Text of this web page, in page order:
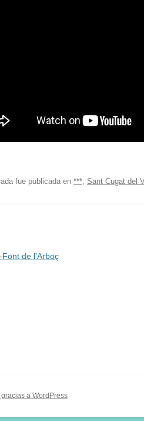
fue publicada en ***, Sant Cugat del
de l’Arboç
a WordPress